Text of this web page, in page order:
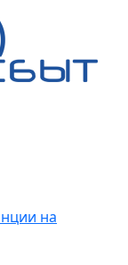
на